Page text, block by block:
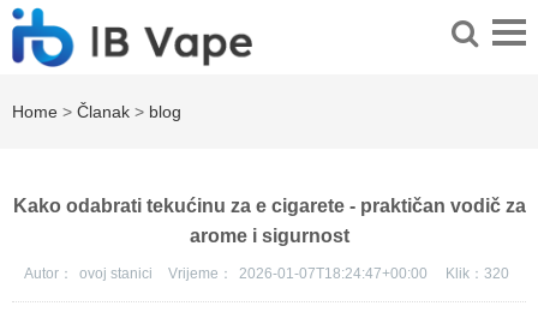
Home > Članak > blog
Kako odabrati tekućinu za e cigarete - praktičan vodič za
arome i sigurnost
Autor： ovoj stanici Vrijeme： 2026-01-07T18:24:47+00:00 Klik： 320